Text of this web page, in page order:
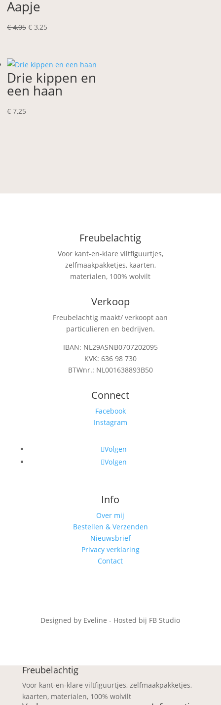
Aapje
€4,05 Oorspronkelijke
€ 4,05.
€ 3,25
€ 3,25.
Drie kippen en
een haan
€ 7,25
Freubelachtig
Voor kant-en-klare viltfiguurtjes,
zelfmaakpakketjes, kaarten,
materialen, 100% wolvilt
Verkoop
Freubelachtig maakt/ verkoopt aan
particulieren en bedrijven.
IBAN: NL29ASNB0707202095
KVK: 636 98 730
BTWnr.: NL001638893B50
Connect
Facebook
Instagram
Volgen
Volgen
Info
Over mij
Bestellen & Verzenden
Nieuwsbrief
Privacy verklaring
Contact
Designed by Eveline - Hosted bij FB Studio
Freubelachtig
Voor kant-en-klare viltfiguurtjes, zelfmaakpakketjes,
kaarten, materialen, 100% wolvilt